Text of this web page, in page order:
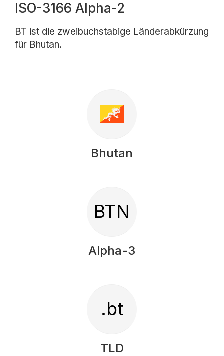
ISO-3166 Alpha-2
BT ist die zweibuchstabige Länderabkürzung
für Bhutan.
Bhutan
BTN
Alpha-3
.bt
TLD